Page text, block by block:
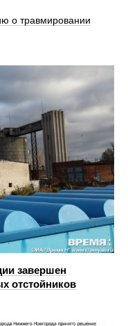
о травмировании
завершен
отстойников